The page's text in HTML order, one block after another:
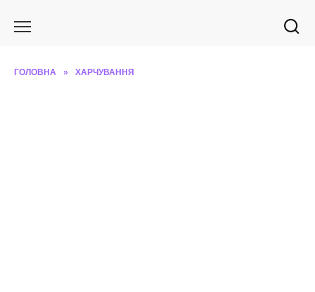
ГОЛОВНА » ХАРЧУВАННЯ